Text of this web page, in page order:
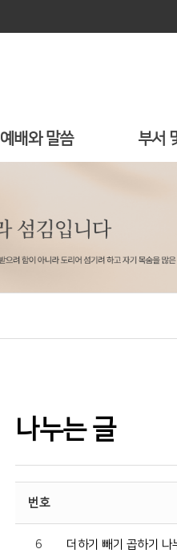
예배와 말씀 부서
나누는 글
번호
6 더하기 빼기 곱하기 나